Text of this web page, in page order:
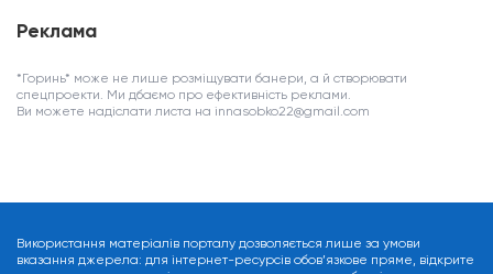
Реклама
*Горинь* може не лише розміщувати банери, а й створювати
спецпроекти. Ми дбаємо про ефективність реклами.
Ви можете надіслати листа на innasobko22@gmail.com
Використання матеріалів порталу дозволяється лише за умови
вказання джерела: для інтернет-ресурсів обов’язкове пряме, відкрите